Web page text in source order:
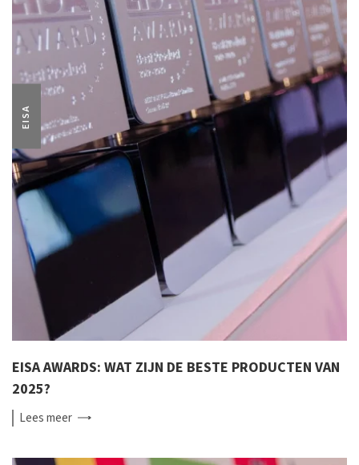
EISA
EISA AWARDS: WAT ZIJN DE BESTE PRODUCTEN VAN
2025?
Leesmeer